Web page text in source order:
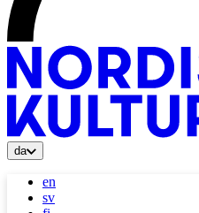
da
en
sv